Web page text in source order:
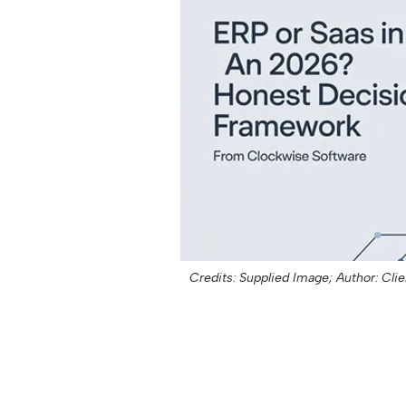
Credits: Supplied Image; Author: